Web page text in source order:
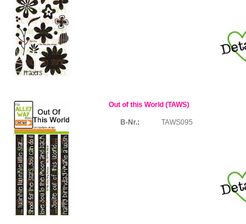
Out of this World (TAWS)
B-Nr.: TAWS095